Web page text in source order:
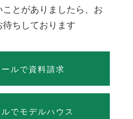
とがありましたら、お
ちしております
ールで資料請求
ルでモデルハウス